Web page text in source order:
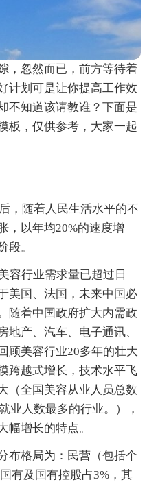
，忽然而已，前方等待着
计划可是让你提高工作效
不知道该请教谁？下面是
板，仅供参考，大家一起
，随着人民生活水平的不
，以年均20%的速度增
段。
容行业需求量已超过日
美国、法国，未来中国必
随着中国政府扩大内需政
地产、汽车、电子通讯、
顾美容行业20多年的壮大
跨越式增长，技术水平飞
（全国美容从业人员总数
业人数最多的行业。），
幅增长的特点。
布格局为：民营（包括个
有及国有控股占3%，其